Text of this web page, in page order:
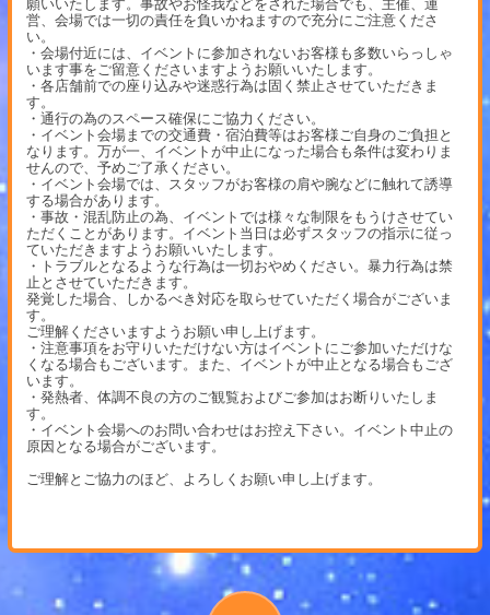
願いいたします。事故やお怪我などをされた場合でも、主催、運
営、会場では一切の責任を負いかねますので充分にご注意くださ
い。
・会場付近には、イベントに参加されないお客様も多数いらっしゃ
います事をご留意くださいますようお願いいたします。
・各店舗前での座り込みや迷惑行為は固く禁止させていただきま
す。
・通行の為のスペース確保にご協力ください。
・イベント会場までの交通費・宿泊費等はお客様ご自身のご負担と
なります。万が一、イベントが中止になった場合も条件は変わりま
せんので、予めご了承ください。
・イベント会場では、スタッフがお客様の肩や腕などに触れて誘導
する場合があります。
・事故・混乱防止の為、イベントでは様々な制限をもうけさせてい
ただくことがあります。イベント当日は必ずスタッフの指示に従っ
ていただきますようお願いいたします。
・トラブルとなるような行為は一切おやめください。暴力行為は禁
止とさせていただきます。
発覚した場合、しかるべき対応を取らせていただく場合がございま
す。
ご理解くださいますようお願い申し上げます。
・注意事項をお守りいただけない方はイベントにご参加いただけな
くなる場合もございます。また、イベントが中止となる場合もござ
います。
・発熱者、体調不良の方のご観覧およびご参加はお断りいたしま
す。
・イベント会場へのお問い合わせはお控え下さい。イベント中止の
原因となる場合がございます。
ご理解とご協力のほど、よろしくお願い申し上げます。